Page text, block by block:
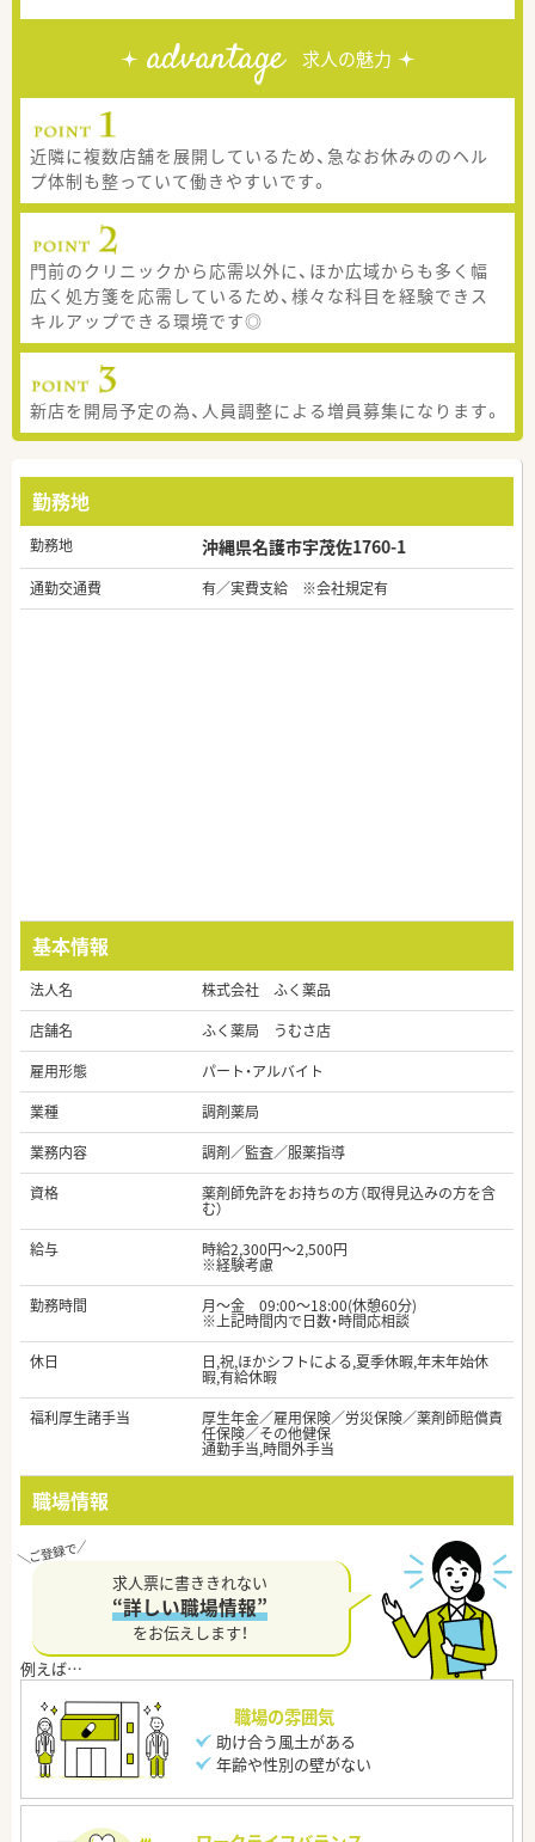
advantage 求人の魅力
近隣に複数店舗を展開しているため、急なお休みののヘル
プ体制も整っていて働きやすいです。
門前のクリニックから応需以外に、ほか広域からも多く幅
広く処方箋を応需しているため、様々な科目を経験できス
キルアップできる環境です◎
新店を開局予定の為、人員調整による増員募集になります。
勤務地
勤務地 沖縄県名護市宇茂佐1760-1
通勤交通費 有／実費支給 ※会社規定有
基本情報
法人名
株式会社 ふく薬品
店舗名
ふく薬局 うむさ店
雇用形態
パート・アルバイト
業種
調剤薬局
業務内容
調剤／監査／服薬指導
資格
薬剤師免許をお持ちの方（取得見込みの方を含
む）
給与
時給2,300円～2,500円
※経験考慮
勤務時間
月～金 09:00～18:00(休憩60分)
※上記時間内で日数・時間応相談
休日
日,祝,ほかシフトによる,夏季休暇,年末年始休
暇,有給休暇
福利厚生諸手当
厚生年金／雇用保険／労災保険／薬剤師賠償責
任保険／その他健保
通勤手当,時間外手当
職場情報
求人票に書ききれない
“詳しい職場情報”
をお伝えします！
職場の雰囲気
助け合う風土がある
年齢や性別の壁がない